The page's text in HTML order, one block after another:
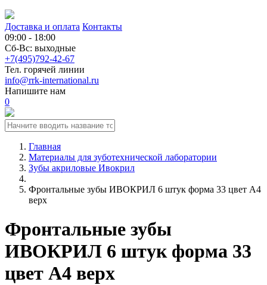
Доставка и оплата Контакты
09:00 - 18:00
Сб-Вс: выходные
+7(495)792-42-67
Тел. горячей линии
info@rrk-international.ru
Напишите нам
0
Главная
Материалы для зуботехнической лаборатории
Зубы акриловые Ивокрил
Фронтальные зубы ИВОКРИЛ 6 штук форма 33 цвет А4
верх
Фронтальные зубы
ИВОКРИЛ 6 штук форма 33
цвет А4 верх